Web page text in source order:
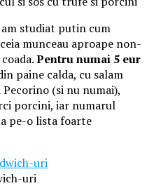
studiat putin cum
munceau aproape non-
Pentru numai 5 eur
paine calda, cu salam
(si nu numai),
porcini, iar numarul
pe-o lista foarte
uri